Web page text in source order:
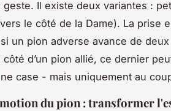
geste. Il existe deux variantes :
le côté de la Dame). La prise
un pion adverse avance de
côté d’un pion allié, ce dernier
case - mais uniquement au
du pion : transformer